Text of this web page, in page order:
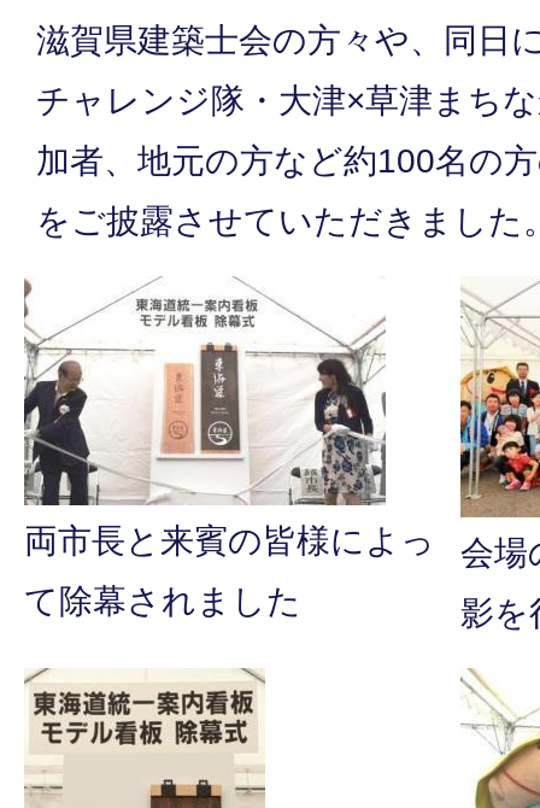
滋賀県建築士会の方々や、同日
チャレンジ隊・大津×草津まち
加者、地元の方など約100名の
をご披露させていただきました
両市長と来賓の皆様によっ
て除幕されました
会場
影を